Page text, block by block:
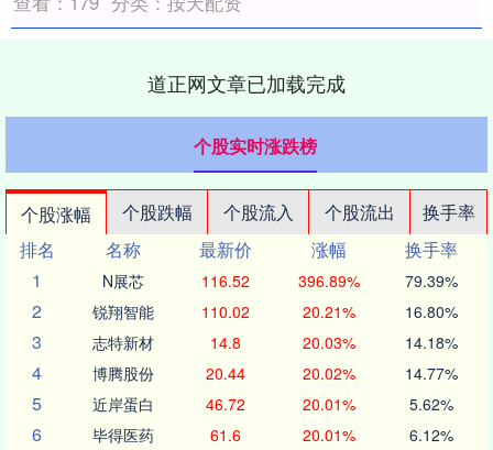
道正网文章已加载完成
个股实时涨跌榜
个股涨幅 个股跌幅 个股流入 个股流出
换手率
排名
名称 最新价 涨幅
换手率
1
N展芯 116.52 396.89% 79.39%
2 锐翔智能 110.02 20.21% 16.80%
3 志特新材 14.8 20.03% 14.18%
4 博腾股份 20.44 20.02% 14.77%
5 近岸蛋白 46.72 20.01% 5.62%
6 毕得医药 61.6 20.01% 6.12%